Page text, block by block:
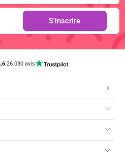
S'inscrire
|26 030 avis